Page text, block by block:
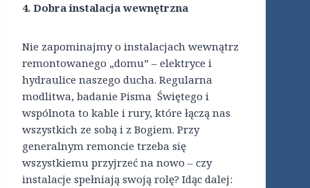
4. Dobra instalacja wewnętrzna
Nie zapominajmy o instalacjach wewnątrz
remontowanego „domu” – elektryce i
hydraulice naszego ducha. Regularna
modlitwa, badanie Pisma Świętego i
wspólnota to kable i rury, które łączą nas
wszystkich ze sobą i z Bogiem. Przy
generalnym remoncie trzeba się
wszystkiemu przyjrzeć na nowo – czy
instalacje spełniają swoją rolę? Idąc dalej: